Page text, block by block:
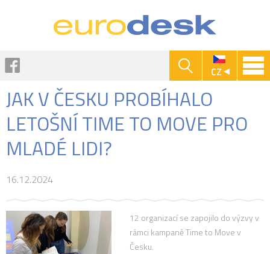
CZ
JAK V ČESKU PROBÍHALO
LETOŠNÍ TIME TO MOVE PRO
MLADÉ LIDI?
16.12.2024
12 organizací se zapojilo do výzvy v
rámci kampaně Time to Move v
Česku.